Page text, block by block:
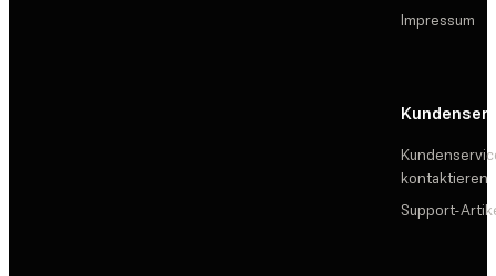
Impressum
kontaktieren
Support-